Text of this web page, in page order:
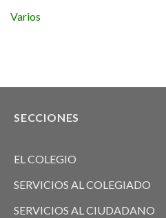
Varios
SECCIONES
EL COLEGIO
SERVICIOS AL COLEGIADO
SERVICIOS AL CIUDADANO